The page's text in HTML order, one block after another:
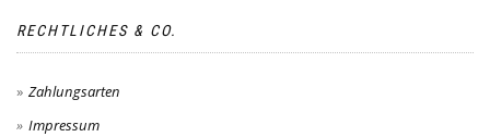
RECHTLICHES & CO.
Zahlungsarten
Impressum